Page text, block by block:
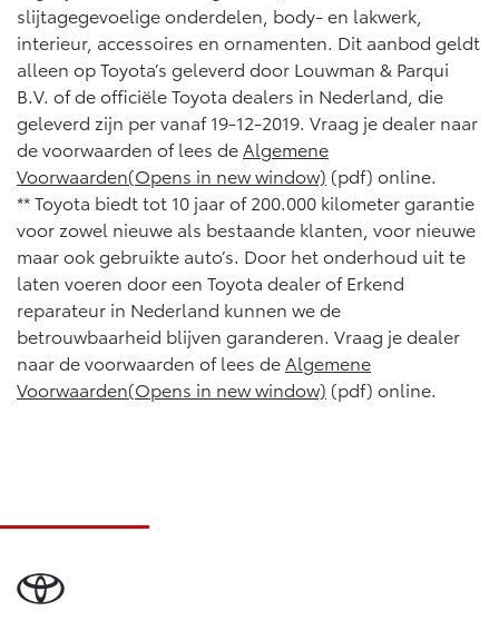
slijtagegevoelige onderdelen, body- en lakwerk,
interieur, accessoires en ornamenten. Dit aanbod geldt
alleen op Toyota’s geleverd door Louwman & Parqui
B.V. of de officiële Toyota dealers in Nederland, die
geleverd zijn per vanaf 19-12-2019. Vraag je dealer naar
de voorwaarden of lees de Algemene
Voorwaarden(Opens in new window) (pdf) online.
** Toyota biedt tot 10 jaar of 200.000 kilometer garantie
voor zowel nieuwe als bestaande klanten, voor nieuwe
maar ook gebruikte auto’s. Door het onderhoud uit te
laten voeren door een Toyota dealer of Erkend
reparateur in Nederland kunnen we de
betrouwbaarheid blijven garanderen. Vraag je dealer
naar de voorwaarden of lees de Algemene
Voorwaarden(Opens in new window) (pdf) online.